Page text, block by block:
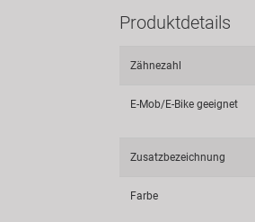
Produktdetails
Zähnezahl
E-Mob/E-Bike geeignet
Zusatzbezeichnung
Farbe